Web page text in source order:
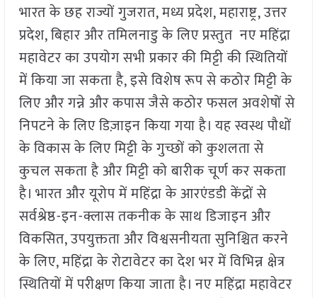
भारत के छह राज्यों गुजरात, मध्य प्रदेश, महाराष्ट्र, उत्तर
प्रदेश, बिहार और तमिलनाडु के लिए प्रस्तुत नए महिंद्रा
महावेटर का उपयोग सभी प्रकार की मिट्टी की स्थितियों
में किया जा सकता है, इसे विशेष रूप से कठोर मिट्टी के
लिए और गन्ने और कपास जैसे कठोर फसल अवशेषों से
निपटने के लिए डिज़ाइन किया गया है। यह स्वस्थ पौधों
के विकास के लिए मिट्टी के गुच्छों को कुशलता से
कुचल सकता है और मिट्टी को बारीक चूर्ण कर सकता
है। भारत और यूरोप में महिंद्रा के आरएंडडी केंद्रों से
सर्वश्रेष्ठ-इन-क्लास तकनीक के साथ डिजाइन और
विकसित, उपयुक्तता और विश्वसनीयता सुनिश्चित करने
के लिए, महिंद्रा के रोटावेटर का देश भर में विभिन्न क्षेत्र
स्थितियों में परीक्षण किया जाता है। नए महिंद्रा महावेटर